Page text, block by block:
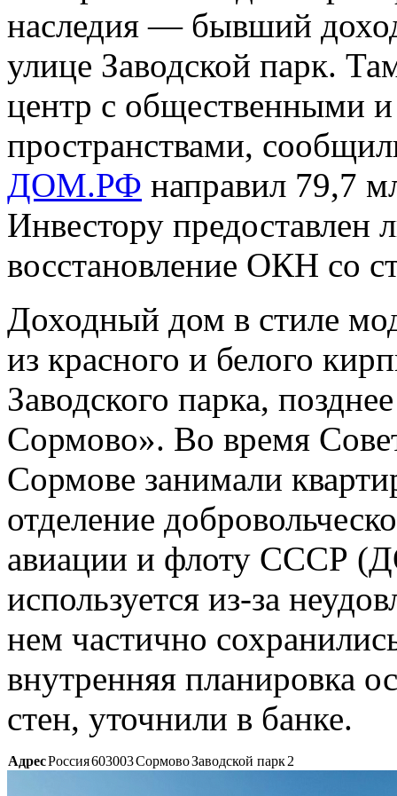
наследия — бывший
улице Заводской парк.
центр с общественными
пространствами,
ДОМ.РФ направил 79,7
Инвестору предоставлен
восстановление ОКН со
Доходный дом в стиле
из красного и белого
Заводского парка,
Сормово». Во время
Сормове занимали
отделение
авиации и флоту СССР
используется из-за
нем частично
внутренняя планировка
стен, уточнили в банке.
АдресРоссия603003СормовоЗаводской парк2